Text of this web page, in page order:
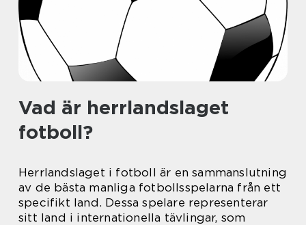
Vad är herrlandslaget
fotboll?
Herrlandslaget i fotboll är en sammanslutning
av de bästa manliga fotbollsspelarna från ett
specifikt land. Dessa spelare representerar
sitt land i internationella tävlingar, som